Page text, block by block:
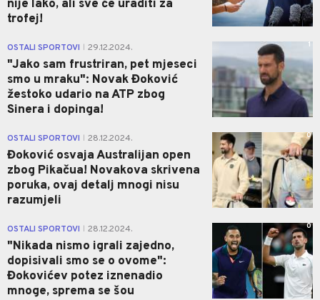
nije lako, ali sve će uraditi za
trofej!
OSTALI SPORTOVI 29.12.2024.
"Jako sam frustriran, pet mjeseci
smo u mraku": Novak Đoković
žestoko udario na ATP zbog
Sinera i dopinga!
1
OSTALI SPORTOVI 28.12.2024.
Đoković osvaja Australijan open
zbog Pikačua! Novakova skrivena
poruka, ovaj detalj mnogi nisu
razumjeli
0
OSTALI SPORTOVI 28.12.2024.
"Nikada nismo igrali zajedno,
dopisivali smo se o ovome":
Đokovićev potez iznenadio
mnoge, sprema se šou
0